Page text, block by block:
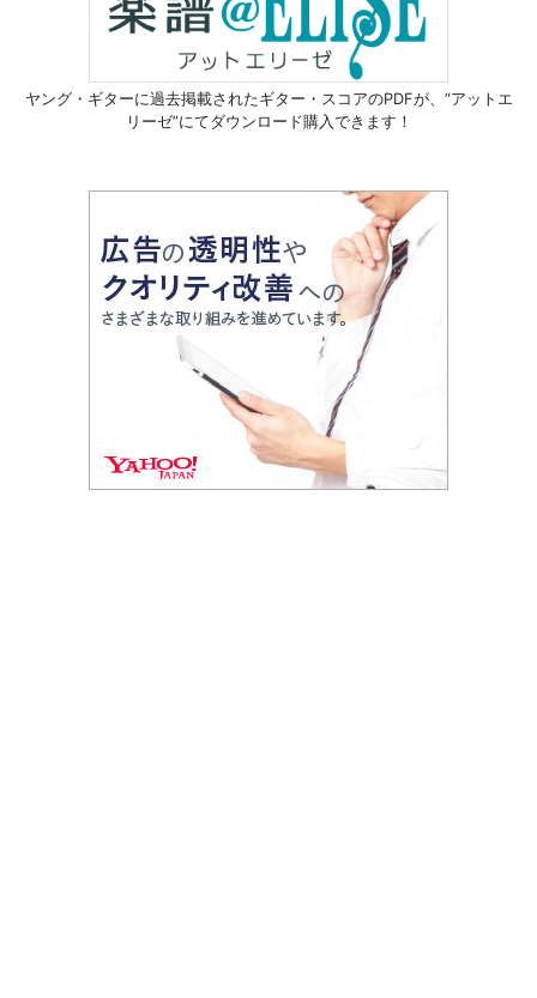
ヤング・ギターに過去掲載されたギター・スコアのPDFが、 “アットエ
リーゼ”にてダウンロード購入できます！